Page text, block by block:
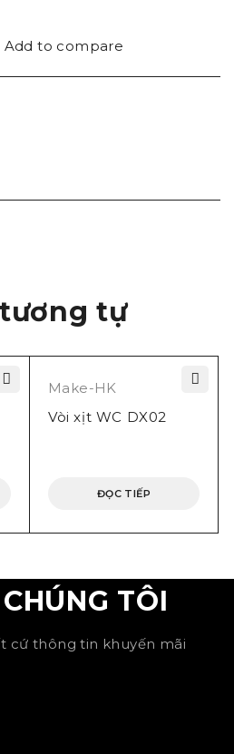
Add to compare
tự
Make-HK
Vòi xịt WC DX02
ĐỌC TIẾP
TÔI
cứ thông tin khuyến mãi